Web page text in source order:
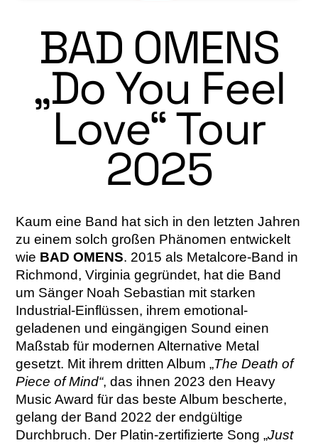
BAD OMENS
„Do You Feel
Love“ Tour
2025
Kaum eine Band hat sich in den letzten Jahren
zu einem solch großen Phänomen entwickelt
wie BAD OMENS. 2015 als Metalcore-Band in
Richmond, Virginia gegründet, hat die Band
um Sänger Noah Sebastian mit starken
Industrial-Einflüssen, ihrem emotional-
geladenen und eingängigen Sound einen
Maßstab für modernen Alternative Metal
gesetzt. Mit ihrem dritten Album „The Death of
Piece of Mind“, das ihnen 2023 den Heavy
Music Award für das beste Album bescherte,
gelang der Band 2022 der endgültige
Durchbruch. Der Platin-zertifizierte Song „Just